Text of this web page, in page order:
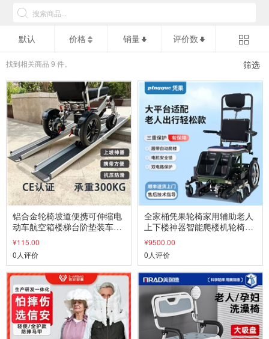
默认 价格 销量 评价数
找到相关商品 9 件。 筛选
铝合金轮椅坡道便携可伸缩电
动车航空箱楼梯台阶垫装车斜
坡板5踏板
¥115.00
0人评价
全家桶凭果轮椅家用辅助老人
上下楼神器智能爬楼机轮椅上
下楼代步车
¥9500.00
0人评价